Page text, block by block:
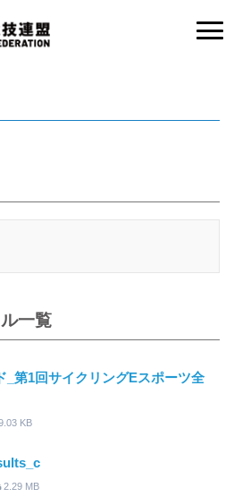
一覧
_第1回サイクリングEスポーツ全
KB
2.29 MB